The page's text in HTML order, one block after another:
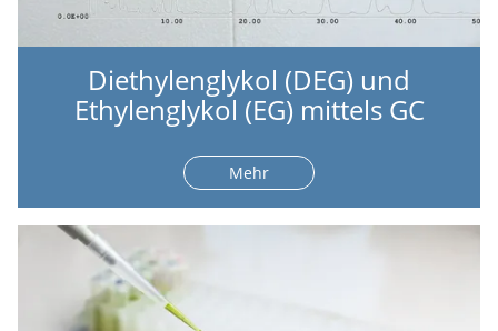
Diethylenglykol (DEG) und
Ethylenglykol (EG) mittels GC
Mehr